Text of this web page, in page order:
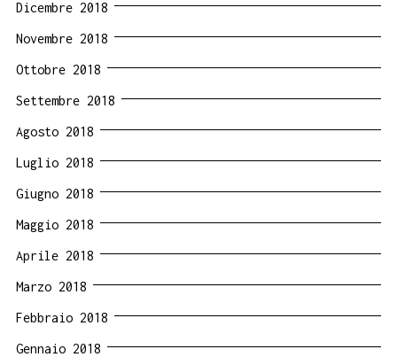
Dicembre 2018
Novembre 2018
Ottobre 2018
Settembre 2018
Agosto 2018
Luglio 2018
Giugno 2018
Maggio 2018
Aprile 2018
Marzo 2018
Febbraio 2018
Gennaio 2018